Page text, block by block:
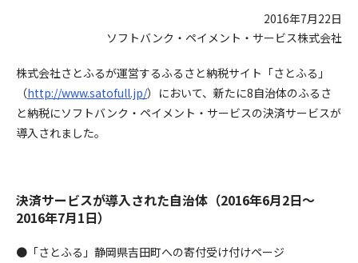
2016年7月22日
ソフトバンク・ペイメント・サービス株式会社
株式会社さとふるが運営するふるさと納税サイト「さとふる」
（http://www.satofull.jp/）において、新たに8自治体のふるさ
と納税にソフトバンク・ペイメント・サービスの決済サービスが
導入されました。
決済サービスが導入された自治体（2016年6月2日～
2016年7月1日）
●「さとふる」静岡県吉田町への寄付受け付けページ